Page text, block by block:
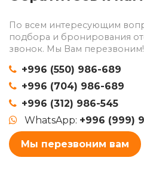
По всем интересующим
подбора и бронирования
звонок. Мы Вам перезвоним!
+996 (550) 986-689
+996 (704) 986-689
+996 (312) 986-545
WhatsApp: +996 (999)
Мы перезвоним вам